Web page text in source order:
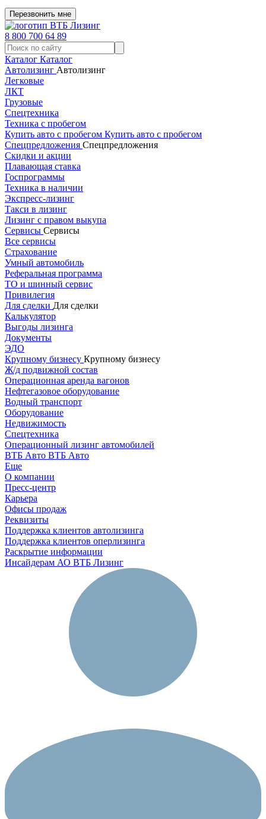
Перезвонить мне
8 800 700 64 89
Каталог Каталог
Автолизинг Автолизинг
Легковые
ЛКТ
Грузовые
Спецтехника
Техника с пробегом
Купить авто с пробегом Купить авто с пробегом
Спецпредложения Спецпредложения
Скидки и акции
Плавающая ставка
Госпрограммы
Техника в наличии
Экспресс-лизинг
Такси в лизинг
Лизинг с правом выкупа
Сервисы Сервисы
Все сервисы
Страхование
Умный автомобиль
Реферальная программа
ТО и шинный сервис
Привилегия
Для сделки Для сделки
Калькулятор
Выгоды лизинга
Документы
ЭДО
Крупному бизнесу Крупному бизнесу
Ж/д подвижной состав
Операционная аренда вагонов
Нефтегазовое оборудование
Водный транспорт
Оборудование
Недвижимость
Спецтехника
Операционный лизинг автомобилей
ВТБ Авто ВТБ Авто
Еще
О компании
Пресс-центр
Карьера
Офисы продаж
Реквизиты
Поддержка клиентов автолизинга
Поддержка клиентов оперлизинга
Раскрытие информации
Инсайдерам АО ВТБ Лизинг